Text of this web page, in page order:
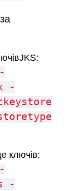
-
ключів:
-